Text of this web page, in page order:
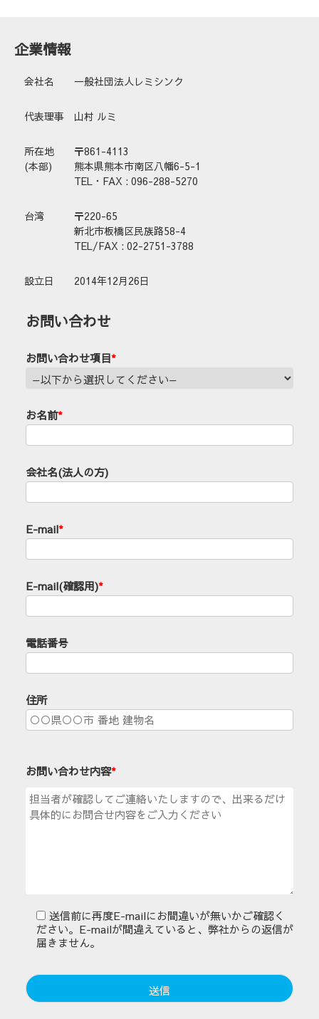
企業情報
会社名 一般社団法人レミシンク
代表理事 山村 ルミ
所在地
(本部)
〒861-4113
熊本県熊本市南区八幡6-5-1
TEL・FAX : 096-288-5270
台湾
〒220-65
新北市板橋区民族路58-4
TEL/FAX : 02-2751-3788
設立日 2014年12月26日
お問い合わせ
お問い合わせ項目*
お名前*
会社名(法人の方)
E-mail*
E-mail(確認用)*
電話番号
住所
お問い合わせ内容*
送信前に再度E-mailにお間違いが無いかご確認く
ださい。E-mailが間違えていると、弊社からの返信が
届きません。